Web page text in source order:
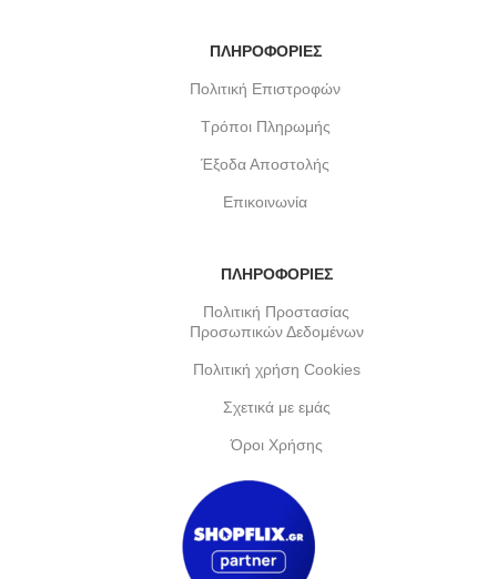
ΠΛΗΡΟΦΟΡΙΕΣ
Πολιτική Επιστροφών
Τρόποι Πληρωμής
Έξοδα Αποστολής
Επικοινωνία
ΠΛΗΡΟΦΟΡΙΕΣ
Πολιτική Προστασίας
Προσωπικών Δεδομένων
Πολιτική χρήση Cookies
Σχετικά με εμάς
Όροι Χρήσης